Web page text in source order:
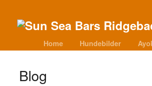
Home Hundebilder
Blog